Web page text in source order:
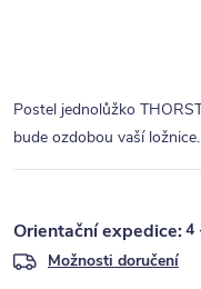
Postel jednolůžko
bude ozdobou vaší ložnice.
4
Možnosti doručení